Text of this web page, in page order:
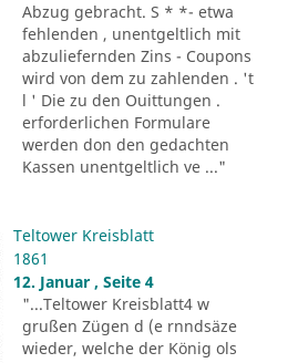
Abzug gebracht. S * *- etwa
fehlenden , unentgeltlich mit
abzuliefernden Zins - Coupons
wird von dem zu zahlenden . 't
l ' Die zu den Ouittungen .
erforderlichen Formulare
werden don den gedachten
Kassen unentgeltlich ve ..."
Teltower Kreisblatt
1861
12. Januar , Seite 4
"...Teltower Kreisblatt4 w
grußen Zügen d (e rnndsäze
wieder, welche der König ols